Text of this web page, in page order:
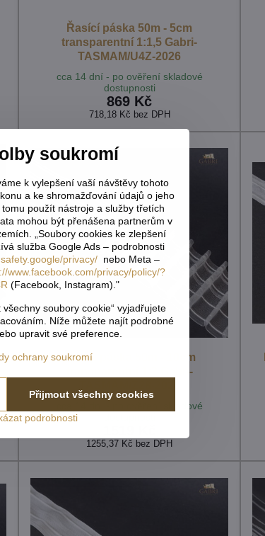
Řasící páska 50m - 5cm
transparentní 1:1,5 Gabri-
TASMAM/U4Z-2026
cca 14 dní - po ověření skladové
dostupnosti
869 Kč
718,18 Kč bez DPH
Řasící páska 50m - 10cm
transparentní 1:2 Gabri-
cca 14 dní - po ověření skladové
1255,37 Kč bez DPH
soukromí
k vylepšení vaší návštěvy tohoto
a ke shromažďování údajů o jeho
použít nástroje a služby třetích
mohou být přenášena partnerům v
„Soubory cookies ke zlepšení
služba Google Ads – podrobnosti
privacy/nebo Meta –
www.facebook.com/privacy/policy/?
(Facebook, Instagram)."
všechny soubory cookie“ vyjadřujete
Níže můžete najít podrobné
upravit své preference.
ochrany soukromí
podrobnosti
Přijmout všechny cookies